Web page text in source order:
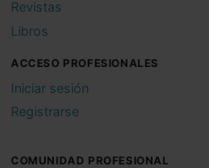
Revistas
Libros
ACCESO PROFESIONALES
Iniciar sesión
Registrarse
COMUNIDAD PROFESIONAL